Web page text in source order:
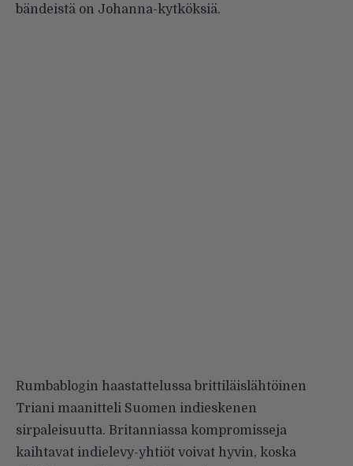
bändeistä on Johanna-kytköksiä.
Rumbablogin haastattelussa brittiläislähtöinen
Triani maanitteli Suomen indieskenen
sirpaleisuutta. Britanniassa kompromisseja
kaihtavat indielevy-yhtiöt voivat hyvin, koska